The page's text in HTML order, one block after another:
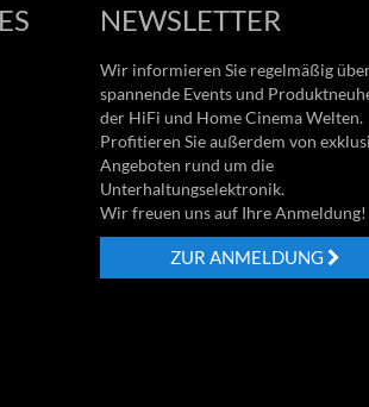
NEWSLETTER
Wir informieren Sie regelmäßig
spannende Events und
der HiFi und Home Cinema Welten.
Profitieren Sie außerdem von
Angeboten rund um die
Unterhaltungselektronik.
Wir freuen uns auf Ihre Anmeldung!
ZUR ANMELDUNG